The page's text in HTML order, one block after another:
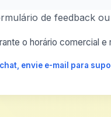
de feedback
o horário comercial
envie e-mail para